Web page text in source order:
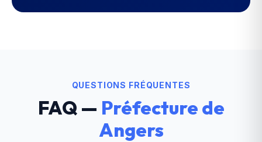
QUESTIONS FRÉQUENTES
FAQ — Préfecture de
Angers